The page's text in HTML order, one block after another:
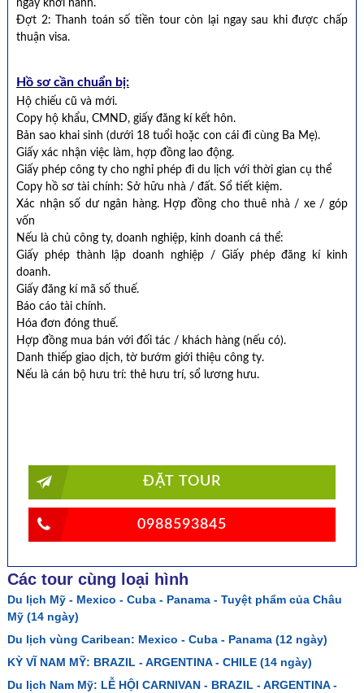
ngày khởi hành.
Đợt 2: Thanh toán số tiền tour còn lại ngay sau khi được chấp
thuận visa.
Hồ sơ cần chuẩn bị:
Hộ chiếu cũ và mới.
Copy hộ khẩu, CMND, giấy đăng kí kết hôn.
Bản sao khai sinh (dưới 18 tuổi hoặc con cái đi cùng Ba Mẹ).
Giấy xác nhận việc làm, hợp đồng lao động.
Giấy phép công ty cho nghỉ phép đi du lịch với thời gian cụ thể
Copy hồ sơ tài chính: Sở hữu nhà / đất. Sổ tiết kiệm.
Xác nhận số dư ngân hàng. Hợp đồng cho thuê nhà / xe / góp
vốn
Nếu là chủ công ty, doanh nghiệp, kinh doanh cá thể:
Giấy phép thành lập doanh nghiệp / Giấy phép đăng kí kinh
doanh.
Giấy đăng kí mã số thuế.
Báo cáo tài chính.
Hóa đơn đóng thuế.
Hợp đồng mua bán với đối tác / khách hàng (nếu có).
Danh thiếp giao dịch, tờ bướm giới thiệu công ty.
Nếu là cán bộ hưu trí: thẻ hưu trí, sổ lương hưu.
ĐẶT TOUR
0988593845
Các tour cùng loại hình
Du lịch Mỹ - Mexico - Cuba - Panama - Tuyệt phẩm của Châu
Mỹ (14 ngày)
Du lịch vùng Caribean: Mexico - Cuba - Panama (12 ngày)
KỲ VĨ NAM MỸ: BRAZIL - ARGENTINA - CHILE (14 ngày)
Du lịch Nam Mỹ: LỄ HỘI CARNIVAN - BRAZIL - ARGENTINA -